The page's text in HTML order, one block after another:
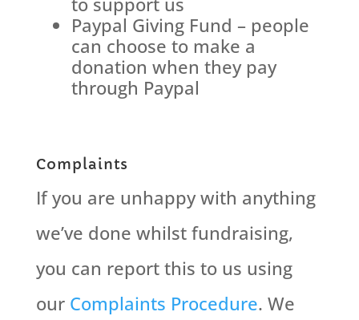
Paypal Giving Fund – people
can choose to make a
donation when they pay
through Paypal
Complaints
If you are unhappy with anything
we’ve done whilst fundraising,
you can report this to us using
our Complaints Procedure. We